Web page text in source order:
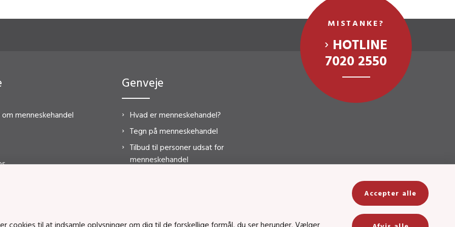
menneskehandel
Genveje
Hvad er menneskehandel?
Tegn på menneskehandel
Tilbud til personer udsat for
menneskehandel
FAQ
MISTANKE?
HOTLINE
7020 2550
cookies til at indsamle oplysninger om dig til de forskellige formål, du ser herunder. Vælger
Accepter alle